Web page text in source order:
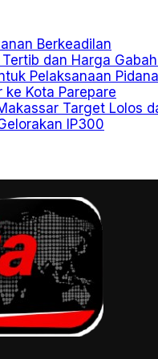
Berkeadilan
dan Harga
Pelaksanaan
ke Kota Parepare
Target Lolos
IP300